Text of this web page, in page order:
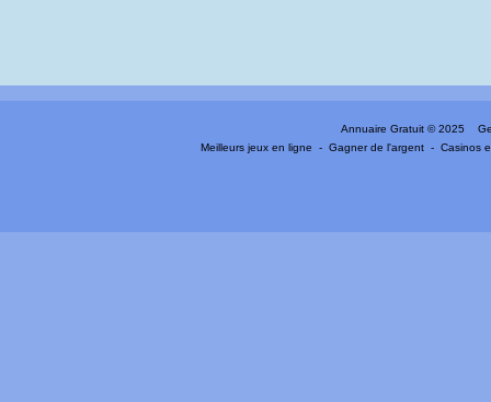
Annuaire Gratuit © 2025
Meilleurs jeux en ligne
-Gagner de l'argent -Casinos